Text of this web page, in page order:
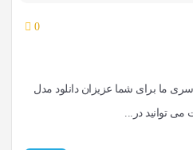
0
ما برای شما عزیزان دانلود مدل
توانید در...